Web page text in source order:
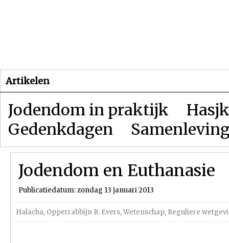
Artikelen
Jodendom in praktijk
Gedenkdagen
Jodendom en Euthanasie
Publicatiedatum: zondag 13 januari 2013
Halacha, Opperrabbijn R. Evers,Wetenschap, Reguliere